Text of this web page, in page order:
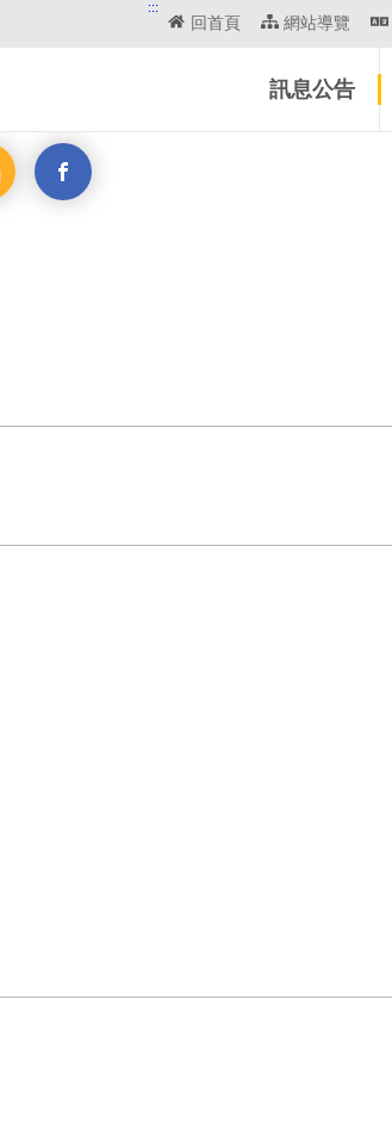
:::
回首頁 網站導覽
訊息公告
另